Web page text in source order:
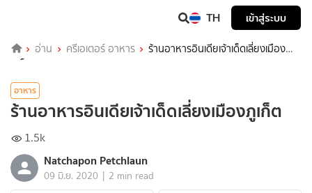
TH เข้าสู่ระบบ
อ่าน ครีเอเตอร์ อาหาร
ร้านอาหารอินเดียเจ้าเด็ดเลี่ยงเมือง
ภูเก็ต
อาหาร
ร้านอาหารอินเดียเจ้าเด็ดเลี่ยงเมืองภูเก็ต
1.5k
Natchapon Petchlaun
09 มิ.ย. 2020 | 2 min read